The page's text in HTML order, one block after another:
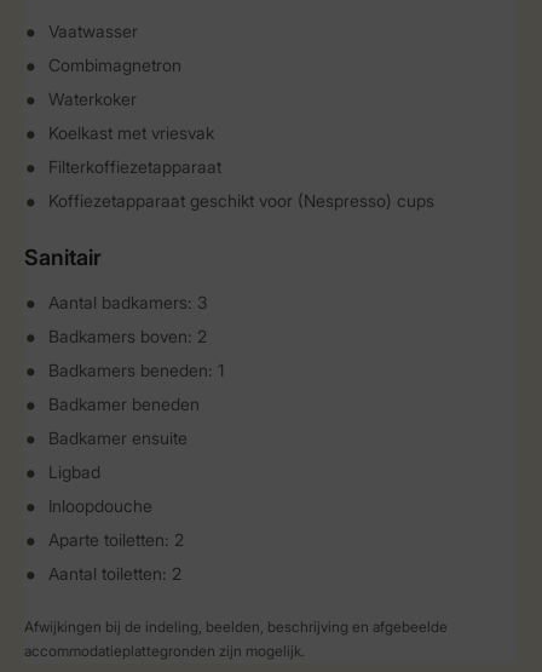
Vaatwasser
Combimagnetron
Waterkoker
Koelkast met vriesvak
Filterkoffiezetapparaat
Koffiezetapparaat geschikt voor (Nespresso) cups
Sanitair
Aantal badkamers: 3
Badkamers boven: 2
Badkamers beneden: 1
Badkamer beneden
Badkamer ensuite
Ligbad
Inloopdouche
Aparte toiletten: 2
Aantal toiletten: 2
Afwijkingen bij de indeling, beelden, beschrijving en afgebeelde
accommodatieplattegronden zijn mogelijk.